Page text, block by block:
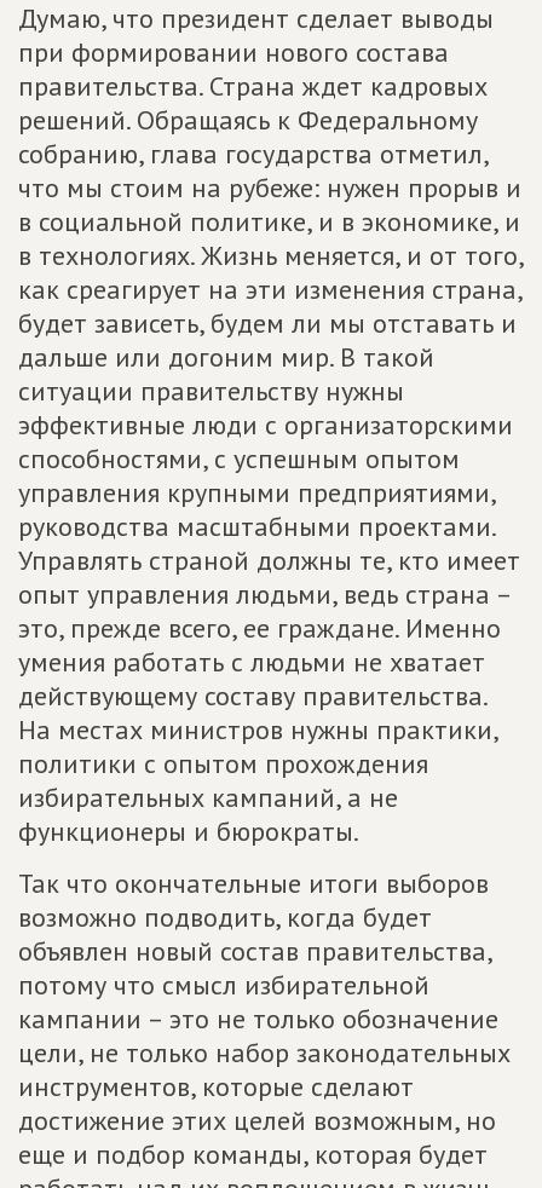
Думаю, что президент сделает выводы
при формировании нового состава
правительства. Страна ждет кадровых
решений. Обращаясь к Федеральному
собранию, глава государства отметил,
что мы стоим на рубеже: нужен прорыв и
в социальной политике, и в экономике, и
в технологиях. Жизнь меняется, и от того,
как среагирует на эти изменения страна,
будет зависеть, будем ли мы отставать и
дальше или догоним мир. В такой
ситуации правительству нужны
эффективные люди с организаторскими
способностями, с успешным опытом
управления крупными предприятиями,
руководства масштабными проектами.
Управлять страной должны те, кто имеет
опыт управления людьми, ведь страна –
это, прежде всего, ее граждане. Именно
умения работать с людьми не хватает
действующему составу правительства.
На местах министров нужны практики,
политики с опытом прохождения
избирательных кампаний, а не
функционеры и бюрократы.
Так что окончательные итоги выборов
возможно подводить, когда будет
объявлен новый состав правительства,
потому что смысл избирательной
кампании – это не только обозначение
цели, не только набор законодательных
инструментов, которые сделают
достижение этих целей возможным, но
еще и подбор команды, которая будет